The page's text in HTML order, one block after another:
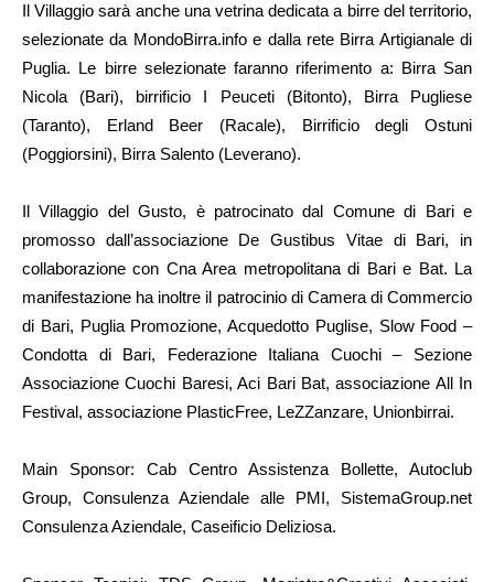
Il Villaggio sarà anche una vetrina dedicata a birre del territorio,
selezionate da MondoBirra.info e dalla rete Birra Artigianale di
Puglia. Le birre selezionate faranno riferimento a: Birra San
Nicola (Bari), birrificio I Peuceti (Bitonto), Birra Pugliese
(Taranto), Erland Beer (Racale), Birrificio degli Ostuni
(Poggiorsini), Birra Salento (Leverano).
Il Villaggio del Gusto, è patrocinato dal Comune di Bari e
promosso dall’associazione De Gustibus Vitae di Bari, in
collaborazione con Cna Area metropolitana di Bari e Bat. La
manifestazione ha inoltre il patrocinio di Camera di Commercio
di Bari, Puglia Promozione, Acquedotto Puglise, Slow Food –
Condotta di Bari, Federazione Italiana Cuochi – Sezione
Associazione Cuochi Baresi, Aci Bari Bat, associazione All In
Festival, associazione PlasticFree, LeZZanzare, Unionbirrai.
Main Sponsor: Cab Centro Assistenza Bollette, Autoclub
Group, Consulenza Aziendale alle PMI, SistemaGroup.net
Consulenza Aziendale, Caseificio Deliziosa.